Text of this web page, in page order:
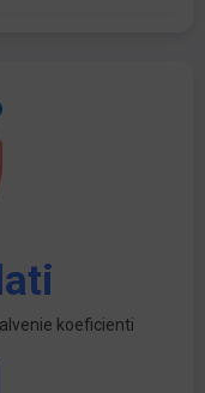
koeficienti